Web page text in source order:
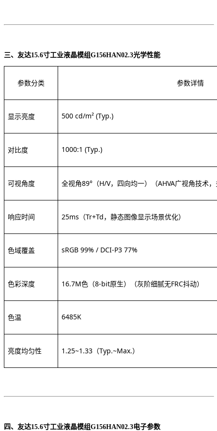
三、 友达15.6寸工业液晶模组G156HAN02.3光学性能
参数分类 参数详情
显示亮度 500 cd/m² (Typ.)
对比度 1000:1 (Typ.)
可视角度 全视角89°（H/V，四向均一） （AHVA广视角技术
响应时间 25ms（Tr+Td，静态图像显示场景优化）
色域覆盖 sRGB 99% / DCI-P3 77%
色彩深度 16.7M色（8-bit原生） （灰阶细腻无FRC抖动）
色温 6485K
亮度均匀性 1.25~1.33（Typ.~Max.）
四、 友达15.6寸工业液晶模组G156HAN02.3电子参数